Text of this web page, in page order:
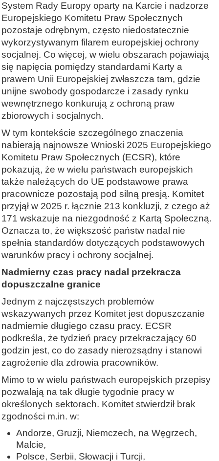
System Rady Europy oparty na Karcie i nadzorze
Europejskiego Komitetu Praw Społecznych
pozostaje odrębnym, często niedostatecznie
wykorzystywanym filarem europejskiej ochrony
socjalnej. Co więcej, w wielu obszarach pojawiają
się napięcia pomiędzy standardami Karty a
prawem Unii Europejskiej zwłaszcza tam, gdzie
unijne swobody gospodarcze i zasady rynku
wewnętrznego konkurują z ochroną praw
zbiorowych i socjalnych.
W tym kontekście szczególnego znaczenia
nabierają najnowsze Wnioski 2025 Europejskiego
Komitetu Praw Społecznych (ECSR), które
pokazują, że w wielu państwach europejskich
także należących do UE podstawowe prawa
pracownicze pozostają pod silną presją. Komitet
przyjął w 2025 r. łącznie 213 konkluzji, z czego aż
171 wskazuje na niezgodność z Kartą Społeczną.
Oznacza to, że większość państw nadal nie
spełnia standardów dotyczących podstawowych
warunków pracy i ochrony socjalnej.
Nadmierny czas pracy nadal przekracza
dopuszczalne granice
Jednym z najczęstszych problemów
wskazywanych przez Komitet jest dopuszczanie
nadmiernie długiego czasu pracy. ECSR
podkreśla, że tydzień pracy przekraczający 60
godzin jest, co do zasady nierozsądny i stanowi
zagrożenie dla zdrowia pracowników.
Mimo to w wielu państwach europejskich przepisy
pozwalają na tak długie tygodnie pracy w
określonych sektorach. Komitet stwierdził brak
zgodności m.in. w:
Andorze, Gruzji, Niemczech, na Węgrzech,
Malcie,
Polsce, Serbii, Słowacji i Turcji,